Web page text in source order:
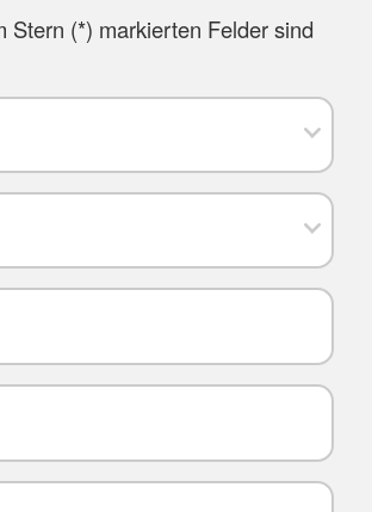
Stern (*) markierten Felder sind